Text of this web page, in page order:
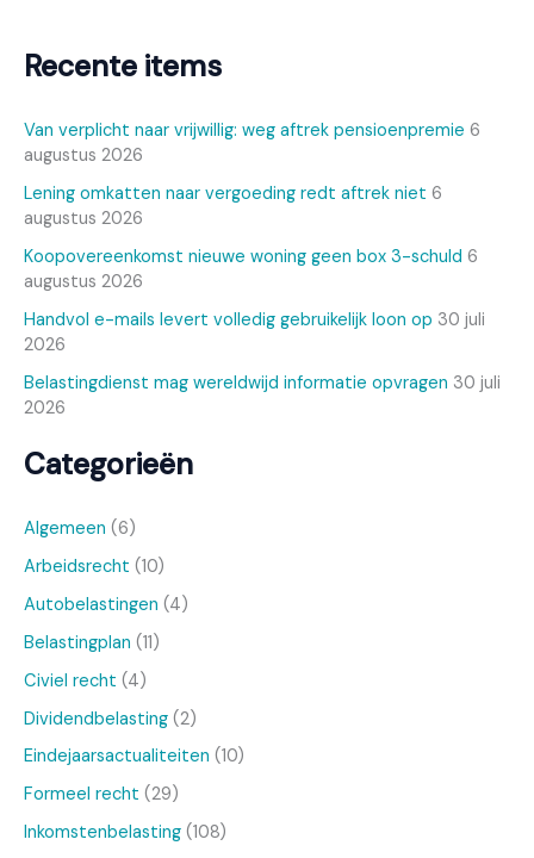
Recente items
Van verplicht naar vrijwillig: weg aftrek pensioenpremie 6
augustus 2026
Lening omkatten naar vergoeding redt aftrek niet 6
augustus 2026
Koopovereenkomst nieuwe woning geen box 3-schuld 6
augustus 2026
Handvol e-mails levert volledig gebruikelijk loon op 30 juli
2026
Belastingdienst mag wereldwijd informatie opvragen 30 juli
2026
Categorieën
Algemeen (6)
Arbeidsrecht (10)
Autobelastingen (4)
Belastingplan (11)
Civiel recht (4)
Dividendbelasting (2)
Eindejaarsactualiteiten (10)
Formeel recht (29)
Inkomstenbelasting (108)